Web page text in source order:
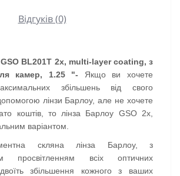
Відгуків (0)
BL201T 2x, multi-layer coating, з
камер, 1.25 "- Якщо ви хочете
збільшень від свого
лінзи Барлоу, але не хочете
коштів, то лінза Барлоу GSO 2x,
варіантом.
скляна лінза Барлоу, з
просвітленням всіх оптичних
збільшення кожного з ваших